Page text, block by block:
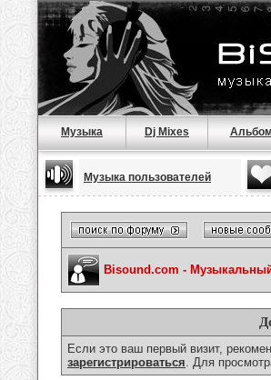
Музыка Dj Mixes
Музыка пользователей
Bisound.com -
Если это ваш первый визит,
зарегистрироваться. Для